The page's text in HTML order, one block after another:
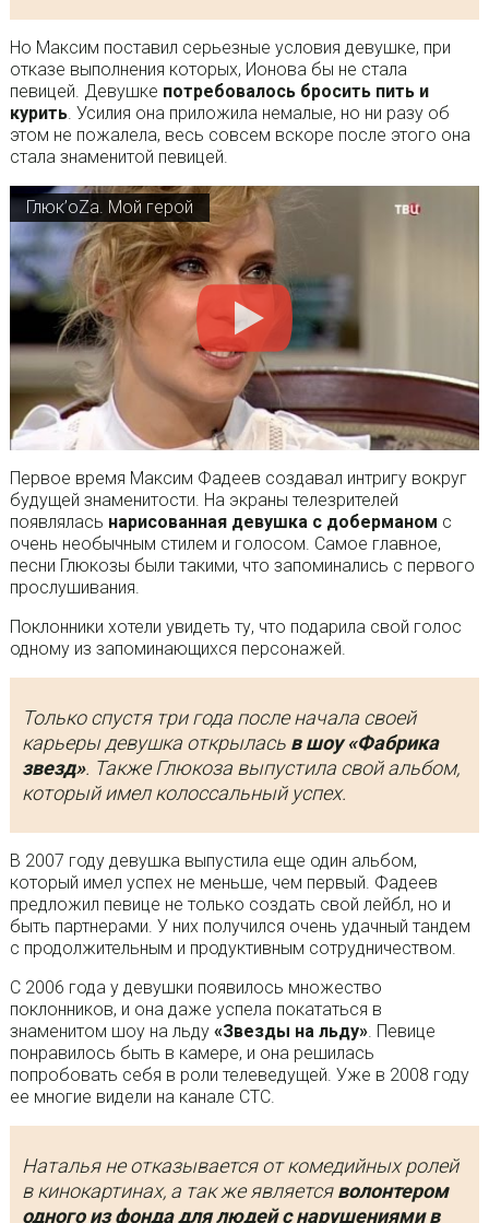
Но Максим поставил серьезные условия девушке, при
отказе выполнения которых, Ионова бы не стала
певицей. Девушке потребовалось бросить пить и
курить. Усилия она приложила немалые, но ни разу об
этом не пожалела, весь совсем вскоре после этого она
стала знаменитой певицей.
Глюк’oZa. Мой герой
Первое время Максим Фадеев создавал интригу вокруг
будущей знаменитости. На экраны телезрителей
появлялась нарисованная девушка с доберманом с
очень необычным стилем и голосом. Самое главное,
песни Глюкозы были такими, что запоминались с первого
прослушивания.
Поклонники хотели увидеть ту, что подарила свой голос
одному из запоминающихся персонажей.
Только спустя три года после начала своей
карьеры девушка открылась в шоу «Фабрика
звезд». Также Глюкоза выпустила свой альбом,
который имел колоссальный успех.
В 2007 году девушка выпустила еще один альбом,
который имел успех не меньше, чем первый. Фадеев
предложил певице не только создать свой лейбл, но и
быть партнерами. У них получился очень удачный тандем
с продолжительным и продуктивным сотрудничеством.
С 2006 года у девушки появилось множество
поклонников, и она даже успела покататься в
знаменитом шоу на льду «Звезды на льду». Певице
понравилось быть в камере, и она решилась
попробовать себя в роли телеведущей. Уже в 2008 году
ее многие видели на канале СТС.
Наталья не отказывается от комедийных ролей
в кинокартинах, а так же являетсяволонтером
одного из фонда для людей с нарушениями в